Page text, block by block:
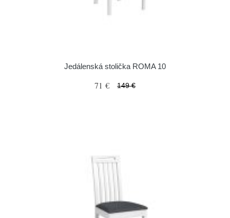
Jedálenská stolička ROMA 10
71 € 149 €